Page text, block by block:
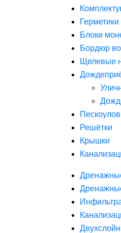
Герметики
Блоки
Бордюр
Щелевые
Решётки
Крышки